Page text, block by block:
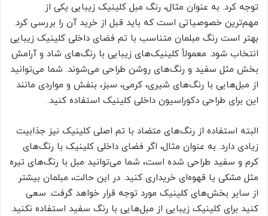
توجه کرد. به عنوان مثال، رنگ مبل کلینیک زیبایی یکی از
مهم‌ترین خصوصیاتی است که باید قبل از خرید آن را بررسی کرد.
بهتر است رنگ مبلمان متناسب با تم فضای داخلی کلینیک زیبایی
انتخاب شود. معمولاً کلینیک‌های زیبایی با رنگ‌های شاد و آرامش
بخش مثل سفید و رنگ‌های روشن طراحی می‌شوند. شما می‌توانید
از مبل‌هایی با رنگ‌های شیری، کرمی، سبز، بنفش و مواردی مانند
این برای طراحی دکوراسیون داخلی کلینیک استفاده کنید.
البته استفاده از رنگ‌های متضاد با تم اصلی کلینیک نیز جذابیت
زیادی دارد. به عنوان مثال، اگر فضای داخلی کلینیک با رنگ‌های
کرم و سفید طراحی شده است، شما می‌توانید مبل با رنگ‌های تیره
مثل مشکی یا قهوه‌ای خریداری کنید. در این حالت، مبلمان بیشتر
از سایر بخش‌های کلینیک مورد توجه قرار خواهد گرفت. سعی
کنید برای کلینیک زیبایی از مبل‌هایی با رنگ سفید استفاده نکنید.‌